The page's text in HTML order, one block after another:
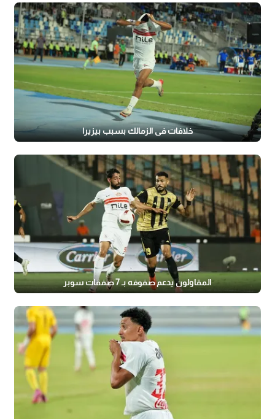
خلافات في الزمالك بسبب بيزيرا
المقاولون يدعم صفوفه بـ 7 صفقات سوبر